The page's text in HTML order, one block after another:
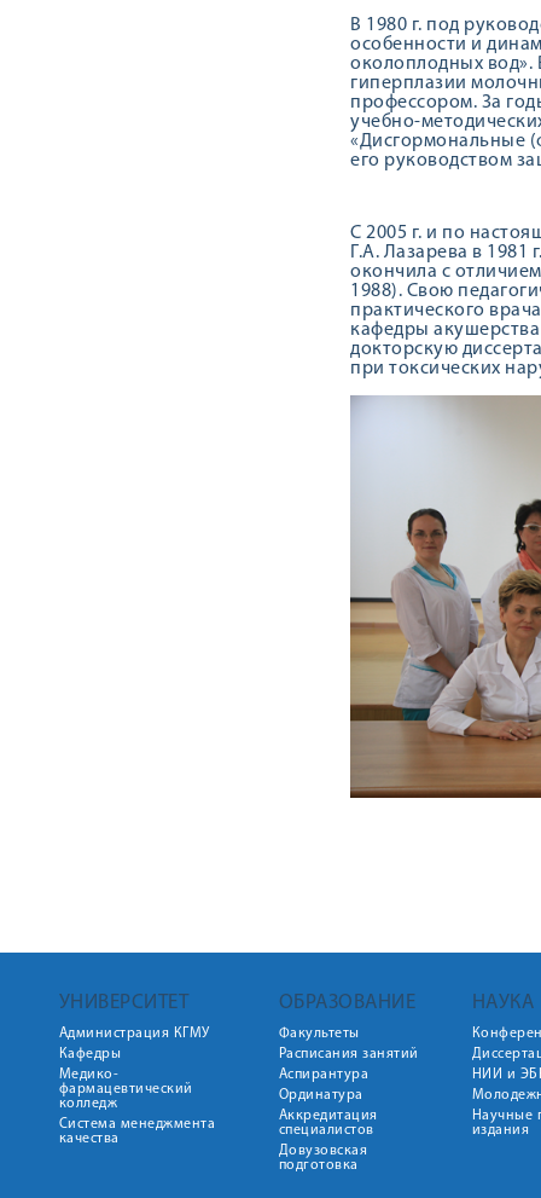
В 1980 г. под
особенности и
околоплодных вод».
гиперплазии
профессором. За
учебно-
«Дисгормональные
его руководством
С 2005 г. и по
Г.А. Лазарева в 1981
окончила с
1988). Свою
практического
кафедры акушерства
докторскую
при токсических
УНИВЕРСИТЕТ
Администрация КГМУ
Кафедры
Медико-
фармацевтический
колледж
Система менеджмента
качества
ОБРАЗОВАНИЕ
Факультеты
Расписания занятий
Аспирантура
Ординатура
Аккредитация
специалистов
Довузовская
подготовка
НАУКА
НИИ и
Научные
издания